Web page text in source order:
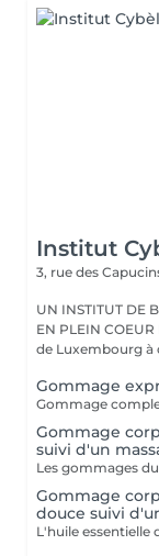
Institut
3, rue des
UN INSTITUT DE
EN PLEIN COEUR DU
de Luxembourg à
Gommage
Gommage
suivi d'un
Gommage
douce suivi